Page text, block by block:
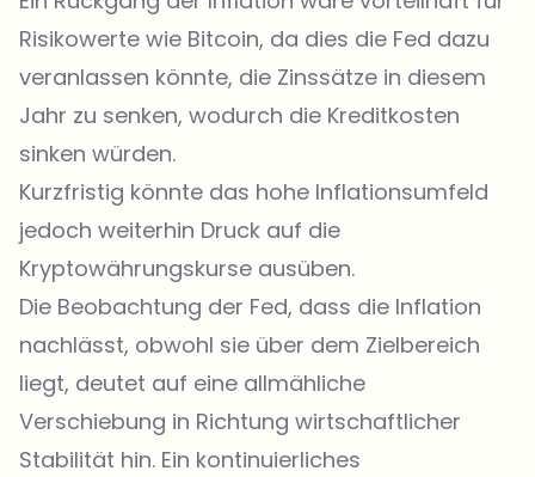
Risikowerte wie Bitcoin, da dies die Fed dazu
veranlassen könnte, die Zinssätze in diesem
Jahr zu senken, wodurch die Kreditkosten
sinken würden.
Kurzfristig könnte das hohe Inflationsumfeld
jedoch weiterhin Druck auf die
Kryptowährungskurse ausüben.
Die Beobachtung der Fed, dass die Inflation
nachlässt, obwohl sie über dem Zielbereich
liegt, deutet auf eine allmähliche
Verschiebung in Richtung wirtschaftlicher
Stabilität hin. Ein kontinuierliches